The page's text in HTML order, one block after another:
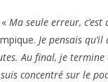
Ma seule erreur, c’est
Je pensais
Au final, je
concentré sur le